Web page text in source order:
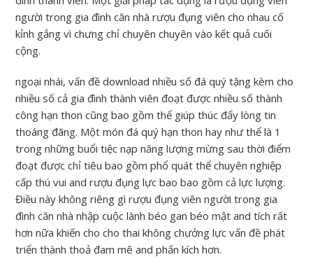
người trong gia đình căn nhà rượu đụng viên cho nhau cố
kỉnh gắng vì chưng chỉ chuyên chuyên vào kết quả cuối
cộng.
ngoại nhái, vấn đề download nhiều số đá quý tặng kèm cho
nhiều số cả gia đình thành viên đoạt được nhiều số thành
công hạn thon cũng bao gồm thể giúp thúc đẩy lòng tin
thoáng đãng. Một món đá quý hạn thon hay như thể là 1
trong những buổi tiệc nạp năng lượng mừng sau thời điểm
đoạt được chỉ tiêu bao gồm phổ quát thể chuyên nghiệp
cấp thú vui and rượu đụng lực bao bao gồm cả lực lượng.
Điều này không riêng gì rượu đụng viên người trong gia
đình căn nhà nhập cuộc lành béo gan béo mật and tích rất
hơn nữa khiến cho cho thai không chưởng lực vấn đề phát
triển thành thoả đam mê and phấn kích hơn.